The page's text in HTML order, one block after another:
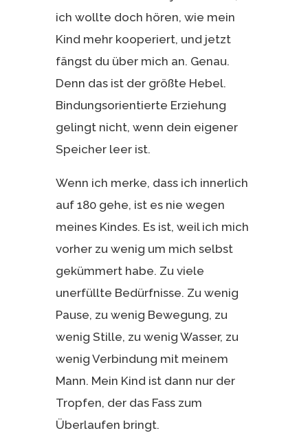
ich wollte doch hören, wie mein
Kind mehr kooperiert, und jetzt
fängst du über mich an. Genau.
Denn das ist der größte Hebel.
Bindungsorientierte Erziehung
gelingt nicht, wenn dein eigener
Speicher leer ist.
Wenn ich merke, dass ich innerlich
auf 180 gehe, ist es nie wegen
meines Kindes. Es ist, weil ich mich
vorher zu wenig um mich selbst
gekümmert habe. Zu viele
unerfüllte Bedürfnisse. Zu wenig
Pause, zu wenig Bewegung, zu
wenig Stille, zu wenig Wasser, zu
wenig Verbindung mit meinem
Mann. Mein Kind ist dann nur der
Tropfen, der das Fass zum
Überlaufen bringt.